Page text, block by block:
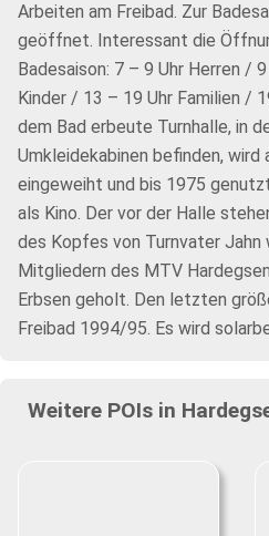
Arbeiten am Freibad. Zur
geöffnet. Interessant die
Badesaison: 7 – 9 Uhr Herren /
Kinder / 13 – 19 Uhr Familien /
dem Bad erbeute Turnhalle, in
Umkleidekabinen befinden, wird
eingeweiht und bis 1975
als Kino. Der vor der Halle
des Kopfes von Turnvater Jahn
Mitgliedern des MTV
Erbsen geholt. Den letzten
Freibad 1994/95. Es wird
Weitere POIs in